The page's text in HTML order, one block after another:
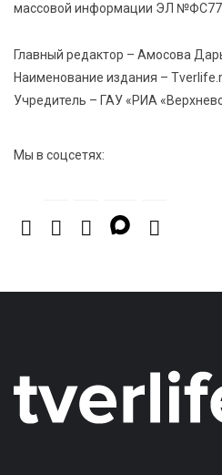
поддержали Всероссийскую
массовой информации ЭЛ №ФС77-
Главный редактор – Амосова
Наименование издания –
Учредитель – ГАУ «РИА
Мы в соцсетях: